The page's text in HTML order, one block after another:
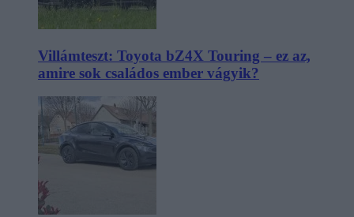
Villámteszt: Toyota bZ4X Touring – ez az,
amire sok családos ember vágyik?